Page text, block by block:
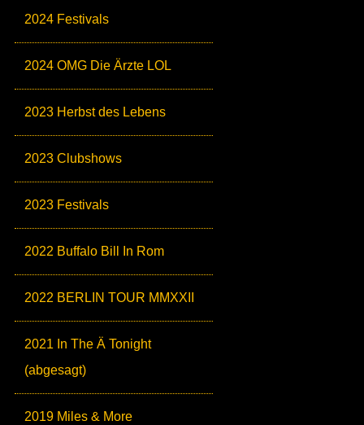
2024 Festivals
2024 OMG Die Ärzte LOL
2023 Herbst des Lebens
2023 Clubshows
2023 Festivals
2022 Buffalo Bill In Rom
2022 BERLIN TOUR MMXXII
2021 In The Ä Tonight
(abgesagt)
2019 Miles & More